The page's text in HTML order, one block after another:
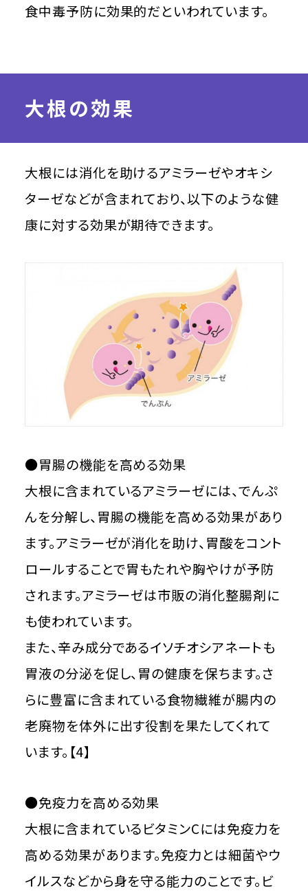
食中毒予防に効果的だといわれています。
大根の効果
大根には消化を助けるアミラーゼやオキシ
ターゼなどが含まれており、以下のような健
康に対する効果が期待できます。
●胃腸の機能を高める効果
大根に含まれているアミラーゼには、でんぷ
んを分解し、胃腸の機能を高める効果があり
ます。アミラーゼが消化を助け、胃酸をコント
ロールすることで胃もたれや胸やけが予防
されます。アミラーゼは市販の消化整腸剤に
も使われています。
また、辛み成分であるイソチオシアネートも
胃液の分泌を促し、胃の健康を保ちます。さ
らに豊富に含まれている食物繊維が腸内の
老廃物を体外に出す役割を果たしてくれて
います。【4】
●免疫力を高める効果
大根に含まれているビタミンCには免疫力を
高める効果があります。免疫力とは細菌やウ
イルスなどから身を守る能力のことです。ビ